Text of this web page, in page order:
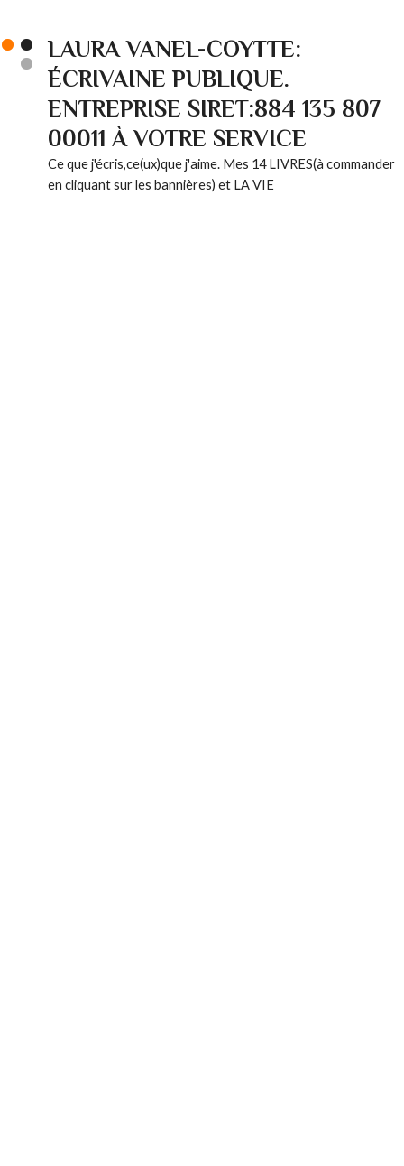
LAURA VANEL-COYTTE:
ÉCRIVAINE PUBLIQUE.
ENTREPRISE SIRET:884 135 807
00011 À VOTRE SERVICE
Ce que j'écris,ce(ux)que j'aime. Mes 14 LIVRES(à commander
en cliquant sur les bannières) et LA VIE